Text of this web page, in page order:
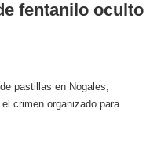
fentanilo oculto
pastillas en Nogales,
crimen organizado para...